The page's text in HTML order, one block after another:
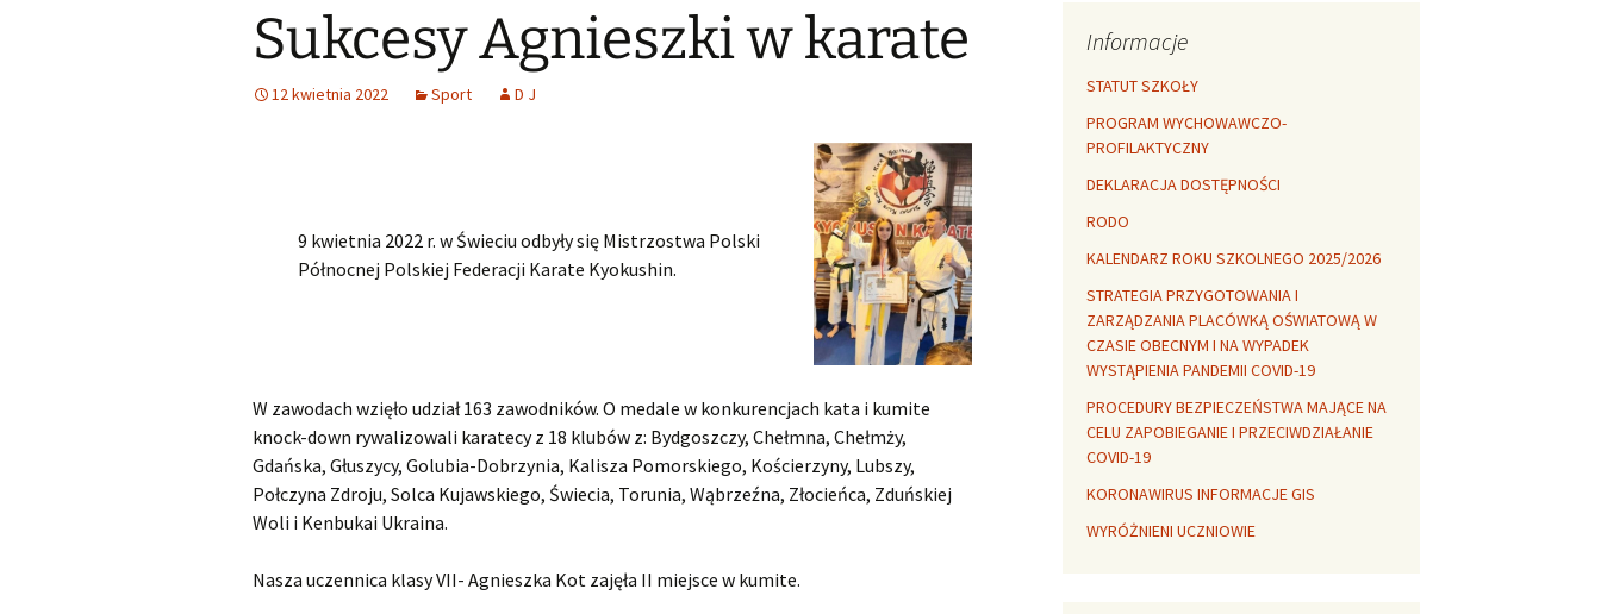
termiczna
Libre Office
Samorząd uczniowski
Losy absolwentów
Świąteczne Foto Studio
2015
Absolwenci
Zdjęcia klasowe
2016/2017
Zdjęcia klasowe 2018 2019
Zdjęcia klasowe 2019 2020
Archiwalne
Archiwalne fotografie z
Lubszy
Learning for healthy
Jolanta Okuniewska
Śląski Klub Karate i Kick-
Boxingu z siedzibą w
Miejsko Gminna
Wykaz zawodów wiedzy,
sportowych, które mogą
być wymienione na
Informator szkoły średnie
ponadpodstawowe
Sukcesy Agnieszki w karate
12 kwietnia 2022 Sport D J
9 kwietnia 2022 r. w Świeciu odbyły się Mistrzostwa Polski
Północnej Polskiej Federacji Karate Kyokushin.
W zawodach wzięło udział 163 zawodników. O medale w konkurencjach kata i kumite
knock-down rywalizowali karatecy z 18 klubów z: Bydgoszczy, Chełmna, Chełmży,
Gdańska, Głuszycy, Golubia-Dobrzynia, Kalisza Pomorskiego, Kościerzyny, Lubszy,
Połczyna Zdroju, Solca Kujawskiego, Świecia, Torunia, Wąbrzeźna, Złocieńca, Zduńskiej
Woli i Kenbukai Ukraina.
Nasza uczennica klasy VII- Agnieszka Kot zajęła II miejsce w kumite.
Informacje
STATUT SZKOŁY
PROGRAM WYCHOWAWCZO-
PROFILAKTYCZNY
DEKLARACJA DOSTĘPNOŚCI
RODO
KALENDARZ ROKU SZKOLNEGO 2025/2026
STRATEGIA PRZYGOTOWANIA I
ZARZĄDZANIA PLACÓWKĄ OŚWIATOWĄ W
CZASIE OBECNYM I NA WYPADEK
WYSTĄPIENIA PANDEMII COVID-19
PROCEDURY BEZPIECZEŃSTWA MAJĄCE NA
CELU ZAPOBIEGANIE I PRZECIWDZIAŁANIE
COVID-19
KORONAWIRUS INFORMACJE GIS
WYRÓŻNIENI UCZNIOWIE